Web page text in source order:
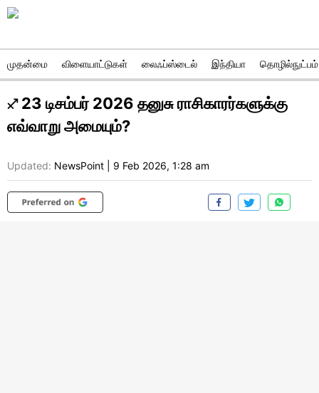
முதன்மை விளையாட்டுகள் லைஃப்ஸ்டைல் இந்தியா தொழில்நுட்பம்
♐ 23 டிசம்பர் 2026 தனுசு ராசிகாரர்களுக்கு
எவ்வாறு அமையும்?
Updated: NewsPoint 9 Feb 2026, 1:28 am